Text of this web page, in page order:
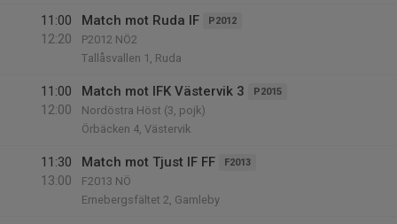
11:00
12:20
Match mot Ruda IF P2012
P2012 NÖ2
Tallåsvallen 1, Ruda
11:00
12:00
Match mot IFK Västervik 3 P2015
Nordöstra Höst (3, pojk)
Örbäcken 4, Västervik
11:30
13:00
Match mot Tjust IF FF F2013
F2013 NÖ
Ernebergsfältet 2, Gamleby